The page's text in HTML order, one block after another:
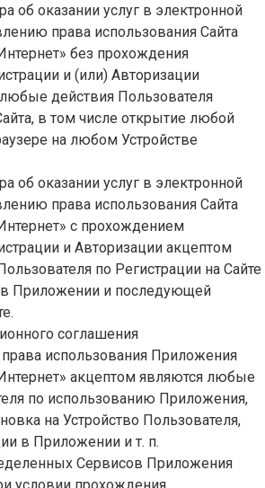
об оказании услуг в электронной
права использования Сайта
без прохождения
и (или) Авторизации
действия Пользователя
в том числе открытие любой
на любом Устройстве
об оказании услуг в электронной
права использования Сайта
с прохождением
и Авторизации акцептом
по Регистрации на Сайте
в Приложении и последующей
соглашения
использования Приложения
акцептом являются любые
по использованию Приложения,
на Устройство Пользователя,
в Приложении и т. п.
Сервисов Приложения